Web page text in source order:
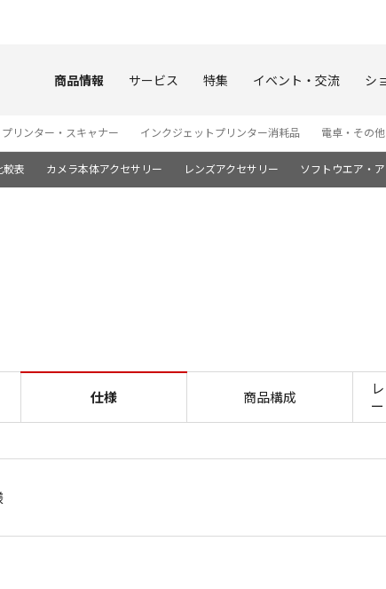
商品情報 サービス 特集 イベント・交流 シ
プリンター・スキャナー インクジェットプリンター消耗品 電卓・その
較表 カメラ本体アクセサリー レンズアクセサリー ソフトウエア・
仕様 商品構成
ー